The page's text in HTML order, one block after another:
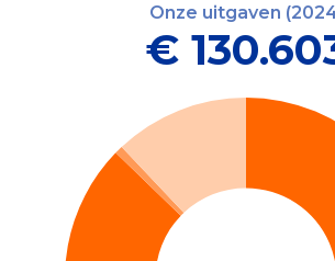
Onze uitgaven
€